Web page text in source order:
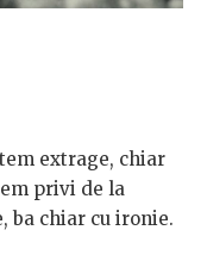
extrage, chiar
privi de la
ba chiar cu ironie.